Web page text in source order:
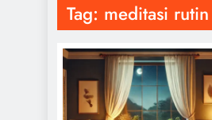
Tag: meditasi rutin